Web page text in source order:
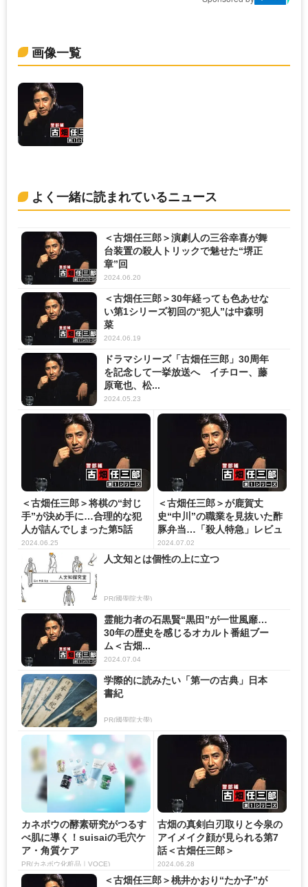
画像一覧
よく一緒に読まれているニュース
＜古畑任三郎＞演劇人の三谷幸喜が舞
台装置の殺人トリックで魅せた“堺正
章”回
2024.06.20
＜古畑任三郎＞30年経っても色あせな
い第1シリーズ初回の“犯人”は中森明
菜
2024.06.19
ドラマシリーズ「古畑任三郎」30周年
を記念して一挙放送へ イチロー、藤
原竜也、松...
2024.05.23
＜古畑任三郎＞将棋の“封じ
手”が決め手に…合理的な犯
人が詰んでしまった第5話
2024.06.25
＜古畑任三郎＞が鹿賀丈
史“中川”の職業を見抜いた酢
豚弁当…「殺人特急」レビュ
ー
2024.07.02
人文知とは個性の上に立つ
PR(國學院大學)
霊能力者の石黒賢“黒田”が一世風靡…
30年の歴史を感じるオカルト番組ブー
ム＜古畑...
2024.07.04
学際的に読みたい「第一の古典」日本
書紀
PR(國學院大學)
カネボウの酵素研究がつるす
べ肌に導く！suisaiの毛穴ケ
ア・角質ケア
PR(カネボウ化粧品｜VOCE)
古畑の真剣白刃取りと今泉の
アイメイク顔が見られる第7
話＜古畑任三郎＞
2024.06.28
＜古畑任三郎＞桃井かおり“たか子”が